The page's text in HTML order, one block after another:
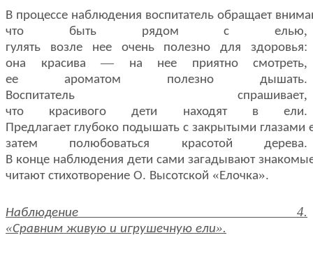
В процессе наблюдения воспитатель обращает
что
быть рядом с елью,
гулять возле нее очень полезно для здоровья:
она красива — на нее приятно смотреть,
ее ароматом полезно дышать.
Воспитатель спрашивает,
что красивого дети находят в ели.
Предлагает глубоко подышать с закрытыми глазами
затем
полюбоваться красотой дерева.
В конце наблюдения дети сами загадывают
читают стихотворение О. Высотской « Елочка».
Наблюдение 4.
«Сравним живую и игрушечную ели».